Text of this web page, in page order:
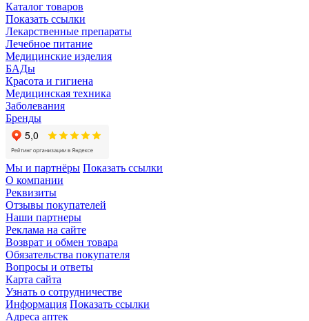
Каталог товаров
Показать ссылки
Лекарственные препараты
Лечебное питание
Медицинские изделия
БАДы
Красота и гигиена
Медицинская техника
Заболевания
Бренды
Мы и партнёры Показать ссылки
О компании
Реквизиты
Отзывы покупателей
Наши партнеры
Реклама на сайте
Возврат и обмен товара
Обязательства покупателя
Вопросы и ответы
Карта сайта
Узнать о сотрудничестве
Информация Показать ссылки
Адреса аптек